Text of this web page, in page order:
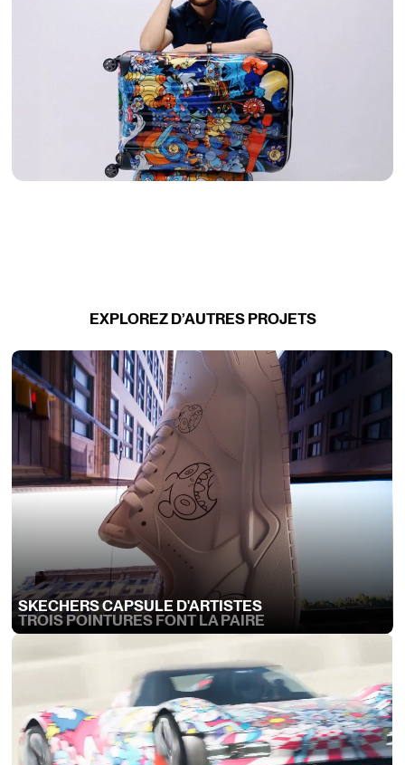
EXPLOREZ D’AUTRES PROJETS
SKECHERS CAPSULE D'ARTISTES
TROIS POINTURES FONT LA PAIRE